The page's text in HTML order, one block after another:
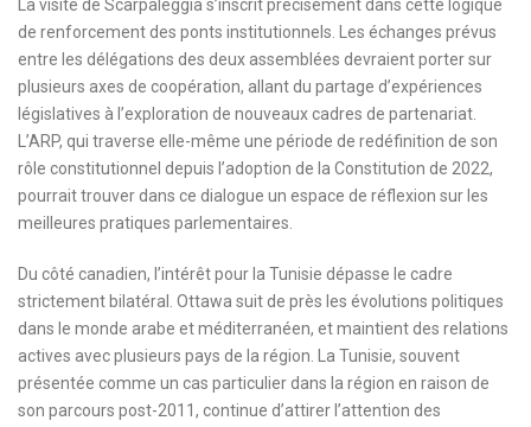
La visite de Scarpaleggia s’inscrit précisément dans cette logique
de renforcement des ponts institutionnels. Les échanges prévus
entre les délégations des deux assemblées devraient porter sur
plusieurs axes de coopération, allant du partage d’expériences
législatives à l’exploration de nouveaux cadres de partenariat.
L’ARP, qui traverse elle-même une période de redéfinition de son
rôle constitutionnel depuis l’adoption de la Constitution de 2022,
pourrait trouver dans ce dialogue un espace de réflexion sur les
meilleures pratiques parlementaires.
Du côté canadien, l’intérêt pour la Tunisie dépasse le cadre
strictement bilatéral. Ottawa suit de près les évolutions politiques
dans le monde arabe et méditerranéen, et maintient des relations
actives avec plusieurs pays de la région. La Tunisie, souvent
présentée comme un cas particulier dans la région en raison de
son parcours post-2011, continue d’attirer l’attention des